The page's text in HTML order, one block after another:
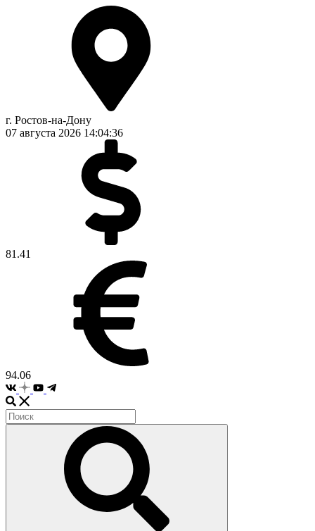
г. Ростов-на-Дону
07 августа 2026 14:04:37
81.41
94.06